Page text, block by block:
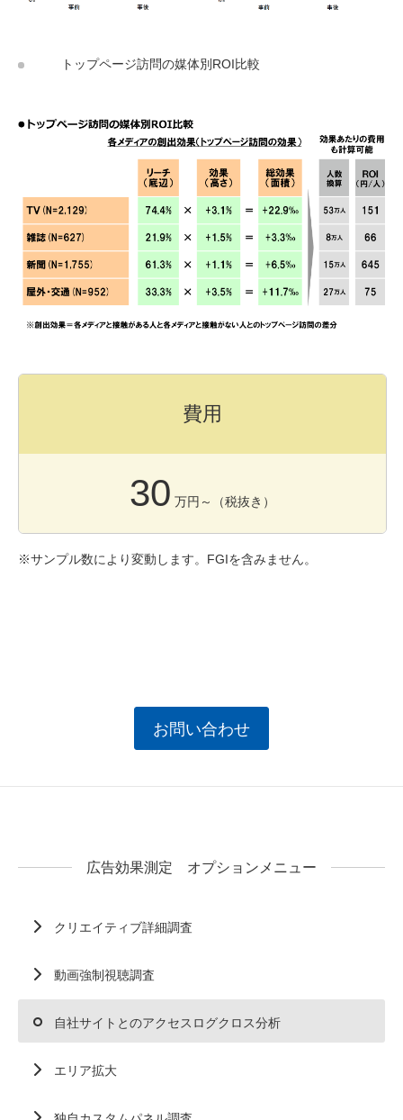
トップページ訪問の媒体別ROI比較
費用
30 万円～（税抜き）
※サンプル数により変動します。FGIを含みません。
お問い合わせ
広告効果測定 オプションメニュー
クリエイティブ詳細調査
動画強制視聴調査
自社サイトとのアクセスログクロス分析
エリア拡大